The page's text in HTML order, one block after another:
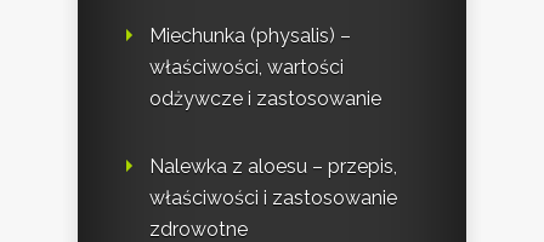
Miechunka (physalis) –
właściwości, wartości
odżywcze i zastosowanie
Nalewka z aloesu – przepis,
właściwości i zastosowanie
zdrowotne